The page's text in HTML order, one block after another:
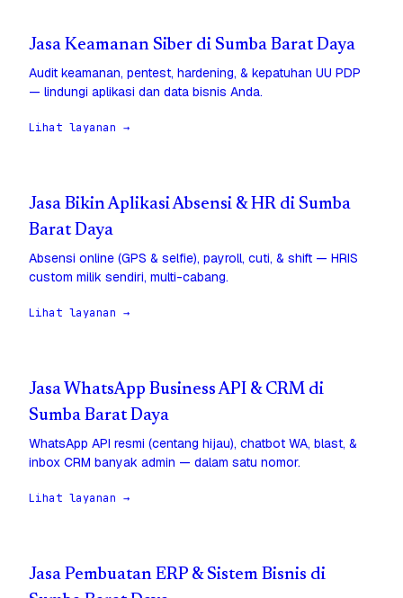
Jasa Keamanan Siber di Sumba Barat Daya
Audit keamanan, pentest, hardening, & kepatuhan UU PDP
— lindungi aplikasi dan data bisnis Anda.
Lihat layanan →
Jasa Bikin Aplikasi Absensi & HR di Sumba
Barat Daya
Absensi online (GPS & selfie), payroll, cuti, & shift — HRIS
custom milik sendiri, multi-cabang.
Lihat layanan →
Jasa WhatsApp Business API & CRM di
Sumba Barat Daya
WhatsApp API resmi (centang hijau), chatbot WA, blast, &
inbox CRM banyak admin — dalam satu nomor.
Lihat layanan →
Jasa Pembuatan ERP & Sistem Bisnis di